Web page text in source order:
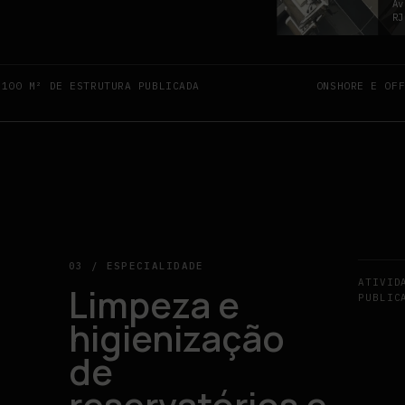
RJ
M² DE ESTRUTURA PUBLICADA ONSHORE E
03 / ESPECIALIDADE
Limpeza e
higienização
de